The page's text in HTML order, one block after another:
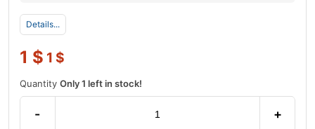
Details...
1 $ 1 $
Quantity Only 1 left in stock!
- +